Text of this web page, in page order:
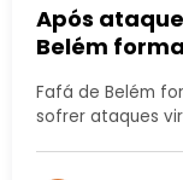
Após
Belém
Fafá de Belém
sofrer ataques